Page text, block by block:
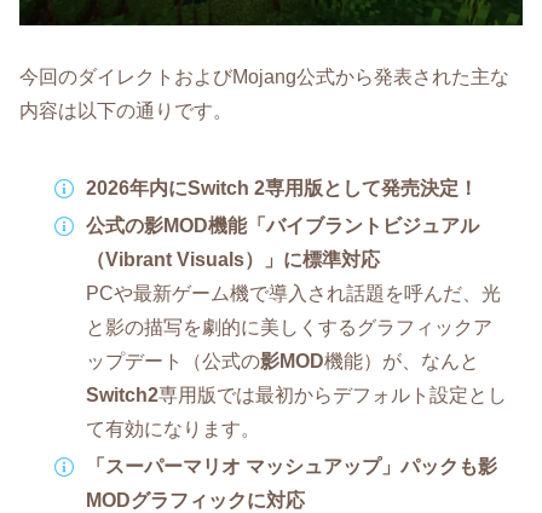
今回のダイレクトおよびMojang公式から発表された主な
内容は以下の通りです。
2026年内にSwitch 2専用版として発売決定！
公式の影MOD機能「バイブラントビジュアル
（Vibrant Visuals）」に標準対応
PCや最新ゲーム機で導入され話題を呼んだ、光
と影の描写を劇的に美しくするグラフィックア
ップデート（公式の影MOD機能）が、なんと
Switch2専用版では最初からデフォルト設定とし
て有効になります。
「スーパーマリオ マッシュアップ」パックも影
MODグラフィックに対応